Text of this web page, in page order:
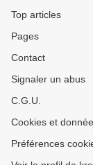
Top articles
Pages
Contact
Signaler un abus
C.G.U.
Cookies et
Préférences